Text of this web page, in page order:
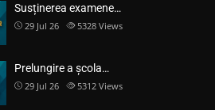
Susținerea examene…
29 Jul 26 5328 Views
Prelungire a școla…
29 Jul 26 5312 Views